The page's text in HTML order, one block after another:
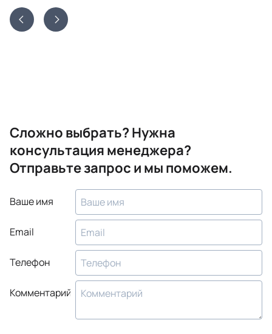
Сложно выбрать? Нужна
консультация менеджера?
Отправьте запрос и мы поможем.
Ваше имя
Email
Телефон
Комментарий